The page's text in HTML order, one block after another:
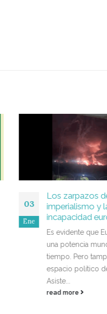
Los zarpazos del
imperialismo y la
incapacidad europea
Es evidente que Europa no
una potencia mundial hace
tiempo. Pero tampoco es un
espacio político de
read more